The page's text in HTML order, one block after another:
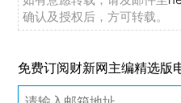
确认及授权后，方可转载。
免费订阅财新网主编精选版